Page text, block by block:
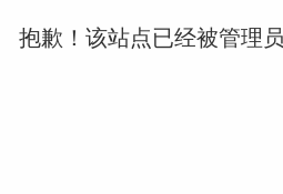
抱歉！该站点已经被管理